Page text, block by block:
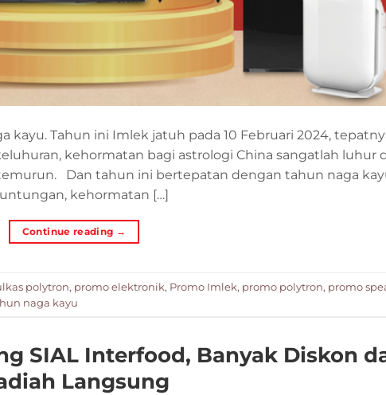
kayu. Tahun ini Imlek jatuh pada 10 Februari 2024,
kehormatan bagi astrologi China sangatlah luhur
Dan tahun ini bertepatan dengan tahun naga
kehormatan […]
Continue reading →
polytron, promo elektronik, Promo Imlek, promo polytron, promo
naga kayu
SIAL Interfood, Banyak Diskon
Langsung